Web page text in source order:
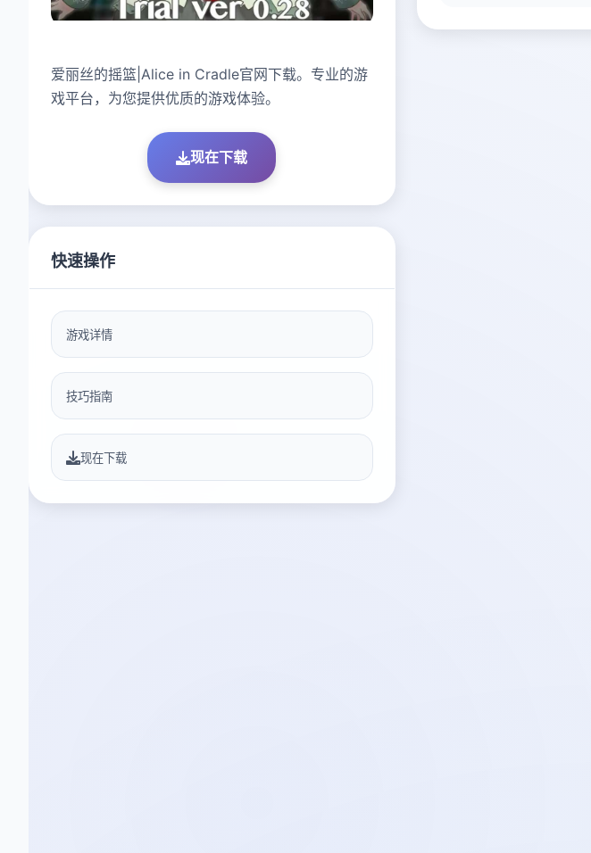
爱丽丝的摇篮|Alice in Cradle官网下载。专业的游
戏平台，为您提供优质的游戏体验。
现在下载
快速操作
游戏详情
技巧指南
现在下载